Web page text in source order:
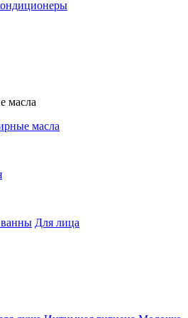
масла
масла
Для лица